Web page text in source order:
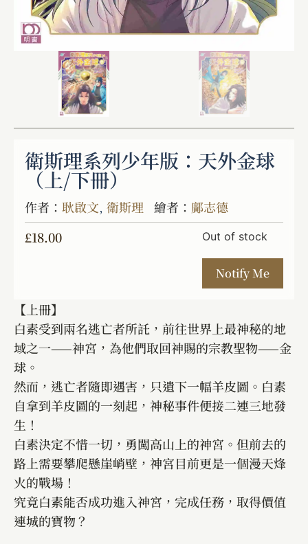
衛斯理系列少年版：天外金球
（上/下冊）
作者： 耿啟文, 衛斯理 繪者： 鄺志德
£18.00 Out of stock
【上冊】
白素受到兩名逃亡者所託，前往世界上最神秘的地
域之一——神宮，為他們取回神賜的宗教聖物——金
球。
然而，逃亡者隨即遇害，只遺下一幅羊皮圖。白素
自拿到羊皮圖的一刻起，神秘事件便接二連三地發
生！
白素決定不惜一切，勇闖高山上的神宮。但前去的
路上需要攀爬懸崖峭壁，神宮目前更是一個漫天烽
火的戰場！
究竟白素能否成功進入神宮，完成任務，取得價值
連城的寶物？